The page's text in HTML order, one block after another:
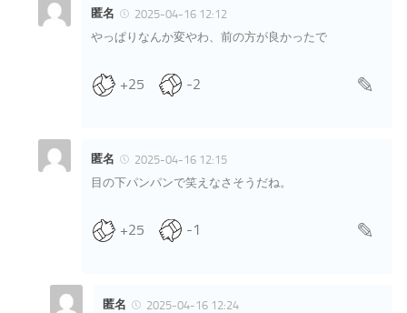
匿名
2025-04-16 12:12
やっぱりなんか変やわ、前の方が良かったで
+25 -2
匿名
2025-04-16 12:15
目の下パンパンで笑えなさそうだね。
+25 -1
匿名
2025-04-16 12:24